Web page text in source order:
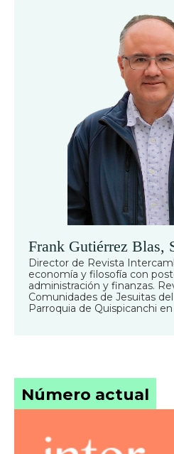
Frank Gutiérrez Blas,
Director de Revista
economía y filosofía con
administración y finanzas.
Comunidades de Jesuitas
Parroquia de Quispicanchi
Número actual